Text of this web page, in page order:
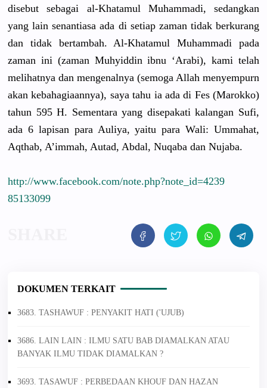
disebut sebagai al-Khatamul Muhammadi, sedangkan
yang lain senantiasa ada di setiap zaman tidak berkurang
dan tidak bertambah. Al-Khatamul Muhammadi pada
zaman ini (zaman Muhyiddin ibnu ‘Arabi), kami telah
melihatnya dan mengenalnya (semoga Allah menyempurn
akan kebahagiaannya), saya tahu ia ada di Fes (Marokko)
tahun 595 H. Sementara yang disepakatikalangan Sufi,
ada 6 lapisan para Auliya, yaitu para Wali: Ummahat,
Aqthab, A’immah, Autad, Abdal, Nuqaba dan Nujaba.
http://www.facebook.com/note.php?note_id=4239
85133099
DOKUMEN TERKAIT
3683. TASHAWUF : PENYAKIT HATI ('UJUB)
3686. LAIN LAIN : ILMU SATU BAB DIAMALKAN ATAU
BANYAK ILMU TIDAK DIAMALKAN ?
3693. TASAWUF : PERBEDAAN KHOUF DAN HAZAN